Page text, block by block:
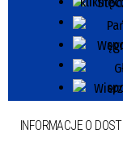
INFORMACJE O